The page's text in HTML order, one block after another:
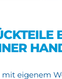
eigenem